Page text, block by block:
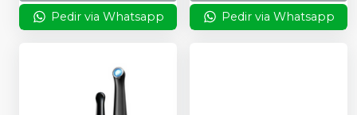
Pedir via Whatsapp
protetor de luz.
Pedir via Whatsapp